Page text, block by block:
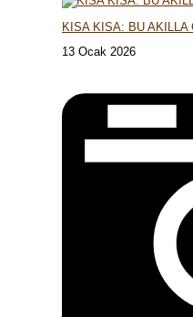
KISA KISA: BU AKILLA
13 Ocak 2026